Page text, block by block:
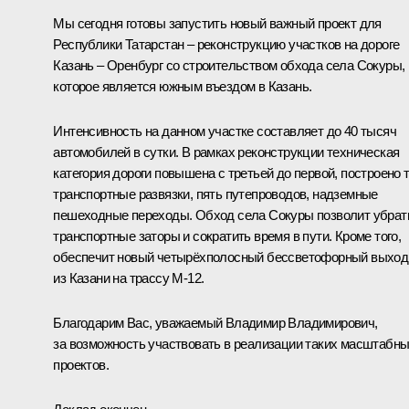
Мы сегодня готовы запустить новый важный проект для
Республики Татарстан – реконструкцию участков на дороге
Казань – Оренбург со строительством обхода села Сокуры,
которое является южным въездом в Казань.
Интенсивность на данном участке составляет до 40 тысяч
автомобилей в сутки. В рамках реконструкции техническая
категория дороги повышена с третьей до первой, построено
транспортные развязки, пять путепроводов, надземные
пешеходные переходы. Обход села Сокуры позволит
транспортные заторы и сократить время в пути. Кроме того,
обеспечит новый четырёхполосный бессветофорный выход
из Казани на трассу М-12.
Благодарим Вас, уважаемый Владимир Владимирович,
за возможность участвовать в реализации таких
проектов.